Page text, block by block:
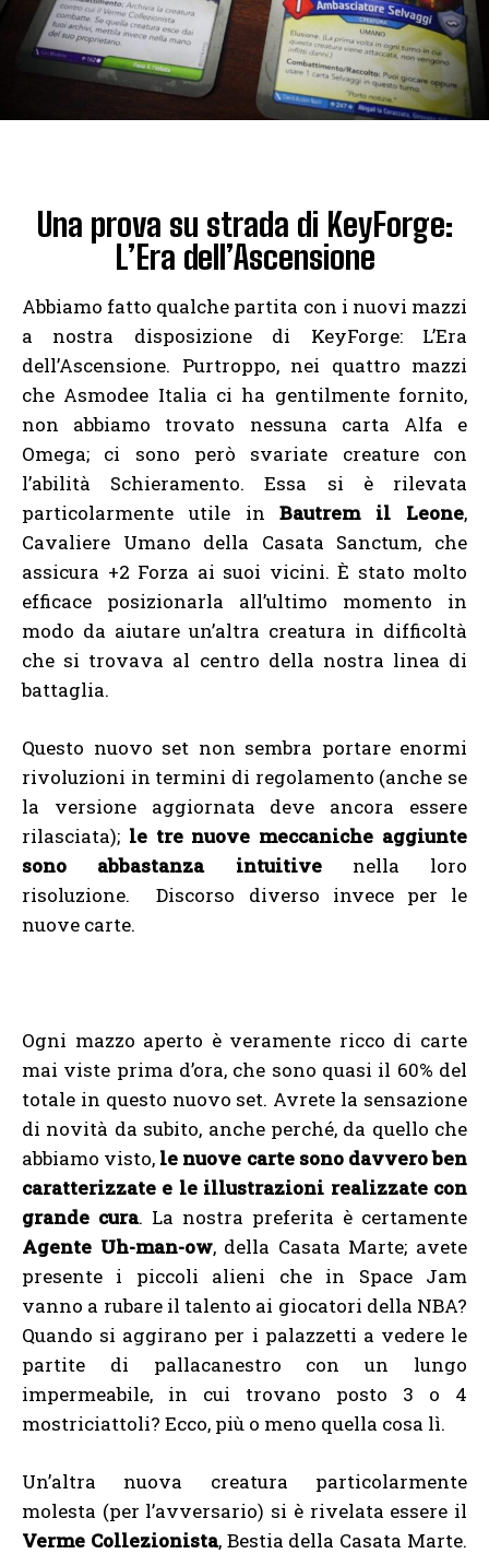
Una prova su strada di KeyForge:
L’Era dell’Ascensione
Abbiamo fatto qualche partita con i nuovi mazzi
a nostra disposizione di KeyForge: L’Era
dell’Ascensione. Purtroppo, nei quattro mazzi
che Asmodee Italia ci ha gentilmente fornito,
non abbiamo trovato nessuna carta Alfa e
Omega; ci sono però svariate creature con
l’abilità Schieramento. Essa si è rilevata
particolarmente utile inBautrem il Leone,
Cavaliere Umano della Casata Sanctum, che
assicura +2 Forza ai suoi vicini. È stato molto
efficace posizionarla all’ultimo momento in
modo da aiutare un’altra creatura in difficoltà
che si trovava al centro della nostra linea di
battaglia.
Questo nuovo set non sembra portare enormi
rivoluzioni in termini di regolamento (anche se
la versione aggiornata deve ancora essere
rilasciata); le tre nuove meccaniche aggiunte
sono abbastanza intuitivenella loro
risoluzione. Discorso diverso invece per le
nuove carte.
Ogni mazzo aperto è veramente ricco di carte
mai viste prima d’ora, che sono quasi il 60% del
totale in questo nuovo set. Avrete la sensazione
di novità da subito, anche perché, da quello che
abbiamo visto, le nuove carte sono davvero ben
caratterizzate e le illustrazioni realizzate con
grande cura. La nostra preferita è certamente
Agente Uh-man-ow, della Casata Marte; avete
presente i piccoli alieni che in Space Jam
vanno a rubare il talento ai giocatori della NBA?
Quando si aggirano per i palazzetti a vedere le
partite di pallacanestro con un lungo
impermeabile, in cui trovano posto 3 o 4
mostriciattoli? Ecco, più o meno quella cosa lì.
Un’altra nuova creatura particolarmente
molesta (per l’avversario) si è rivelata essere il
Verme Collezionista, Bestia della Casata Marte.